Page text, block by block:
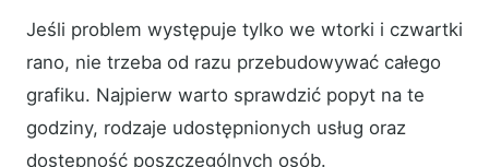
Jeśli problem występuje tylko we wtorki i czwartki
rano, nie trzeba od razu przebudowywać całego
grafiku. Najpierw warto sprawdzić popyt na te
godziny, rodzaje udostępnionych usług oraz
dostępność poszczególnych osób.